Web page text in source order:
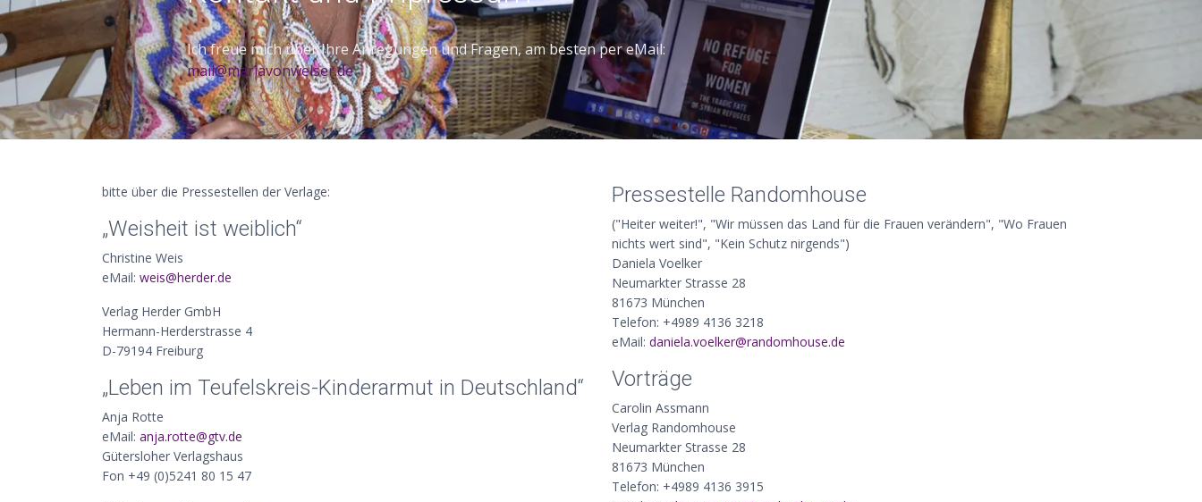
Ich freue mich über Ihre Anregungen und Fragen, am besten per eMail:
ed.reslewnovairam@liam
bitte über die Pressestellen der Verlage:
„Weisheit ist weiblich“
Christine Weis
eMail: ed.redreh@siew
Verlag Herder GmbH
Hermann-Herderstrasse 4
D-79194 Freiburg
„Leben im Teufelskreis-Kinderarmut in Deutschland“
Anja Rotte
eMail: ed.vtg@ettor.ajna
Gütersloher Verlagshaus
Fon +49 (0)5241 80 15 47
Pressestelle Randomhouse
("Heiter weiter!", "Wir müssen das Land für die Frauen verändern", "Wo Frauen
nichts wert sind", "Kein Schutz nirgends")
Daniela Voelker
Neumarkter Strasse 28
81673 München
Telefon: +4989 4136 3218
eMail: ed.esuohmodnar@rekleov.aleinad
Vorträge
Carolin Assmann
Verlag Randomhouse
Neumarkter Strasse 28
81673 München
Telefon: +4989 4136 3915